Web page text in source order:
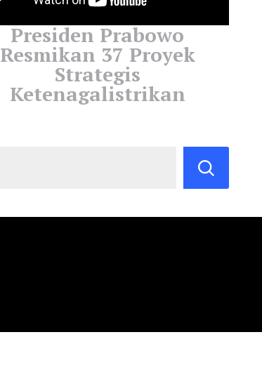
Presiden Prabowo
Resmikan 37 Proyek
Strategis
Ketenagalistrikan